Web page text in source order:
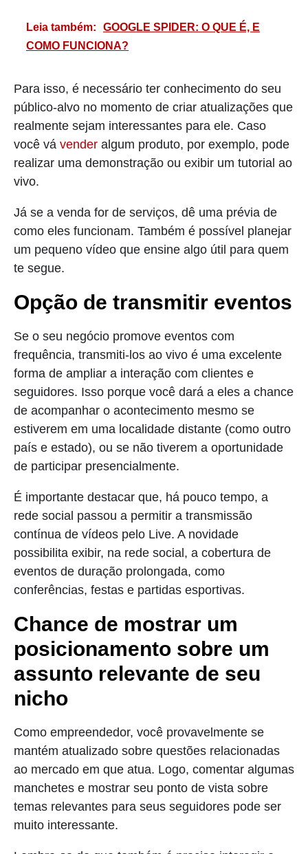
Leia também:
GOOGLE SPIDER: O QUE É, E
COMO FUNCIONA?
Para isso, é necessário ter conhecimento do seu
público-alvo no momento de criar atualizações que
realmente sejam interessantes para ele. Caso
você vá vender algum produto, por exemplo, pode
realizar uma demonstração ou exibir um tutorial ao
vivo.
Já se a venda for de serviços, dê uma prévia de
como eles funcionam. Também é possível planejar
um pequeno vídeo que ensine algo útil para quem
te segue.
Opção de transmitir eventos
Se o seu negócio promove eventos com
frequência, transmiti-los ao vivo é uma excelente
forma de ampliar a interação com clientes e
seguidores. Isso porque você dará a eles a chance
de acompanhar o acontecimento mesmo se
estiverem em uma localidade distante (como outro
país e estado), ou se não tiverem a oportunidade
de participar presencialmente.
É importante destacar que, há pouco tempo, a
rede social passou a permitir a transmissão
contínua de vídeos pelo Live. A novidade
possibilita exibir, na rede social, a cobertura de
eventos de duração prolongada, como
conferências, festas e partidas esportivas.
Chance de mostrar um
posicionamento sobre um
assunto relevante de seu
nicho
Como empreendedor, você provavelmente se
mantém atualizado sobre questões relacionadas
ao mercado em que atua. Logo, comentar algumas
manchetes e mostrar seu ponto de vista sobre
temas relevantes para seus seguidores pode ser
muito interessante.